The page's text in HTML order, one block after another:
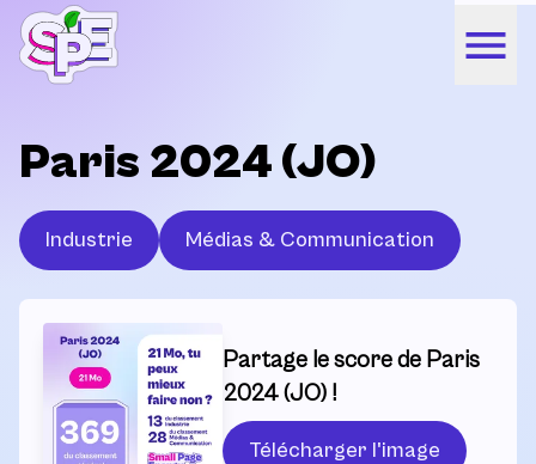
Paris 2024 (JO)
Industrie Médias & Communication
Partage le score de Paris
2024 (JO) !
Télécharger l'image